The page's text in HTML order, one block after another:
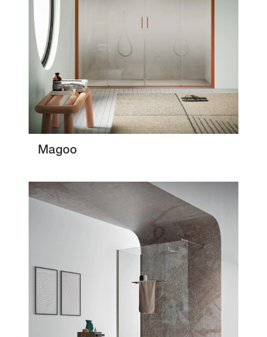
Magoo